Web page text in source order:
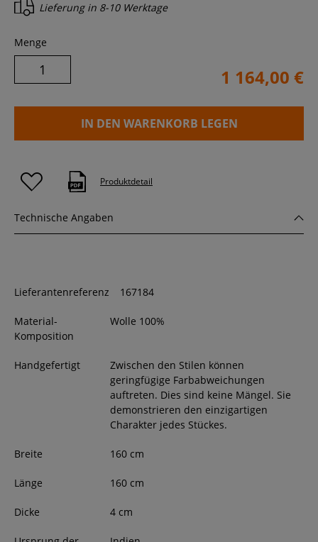
Lieferung in 8-10 Werktage
Menge
1 164,00 €
IN DEN WARENKORB LEGEN
Produktdetail
Technische Angaben
Lieferantenreferenz 167184
Material-
Komposition
Wolle 100%
Handgefertigt
Zwischen den Stilen können
geringfügige Farbabweichungen
auftreten. Dies sind keine Mängel. Sie
demonstrieren den einzigartigen
Charakter jedes Stückes.
Breite 160cm
Länge 160cm
Dicke 4 cm